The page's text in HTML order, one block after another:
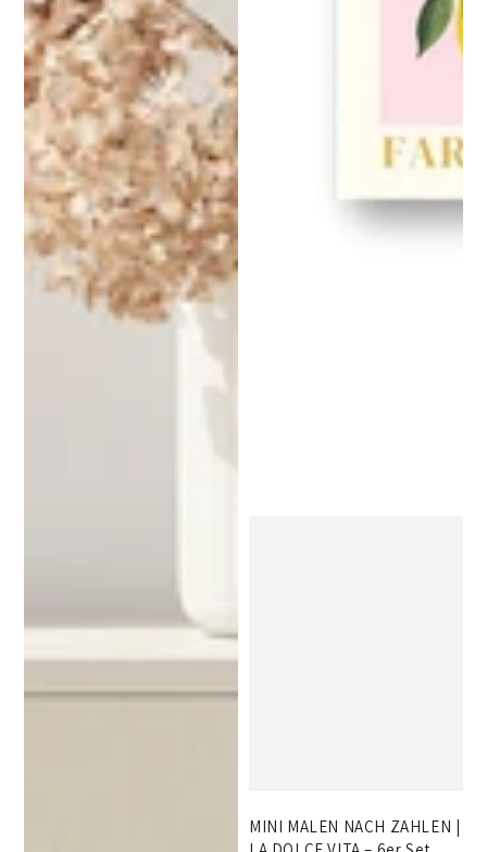
MINI MALEN NACH ZAHLEN |